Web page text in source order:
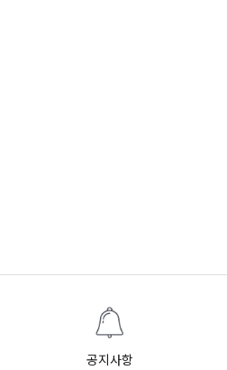
공지사항